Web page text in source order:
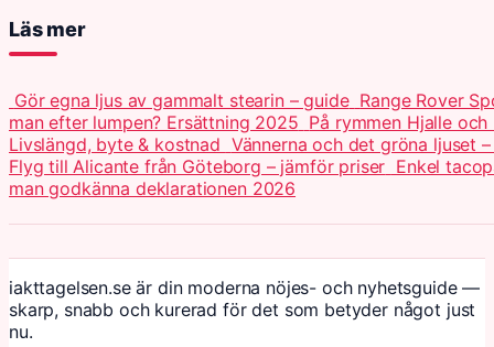
Läs mer
Gör egna ljus av gammalt stearin – guide Range Rover
man efter lumpen? Ersättning 2025 På rymmen Hjalle
Livslängd, byte & kostnad Vännerna och det gröna ljuset
Flyg till Alicante från Göteborg – jämför priser Enkel
man godkänna deklarationen 2026
iakttagelsen.se är din moderna nöjes- och nyhetsguide —
skarp, snabb och kurerad för det som betyder något just
nu.